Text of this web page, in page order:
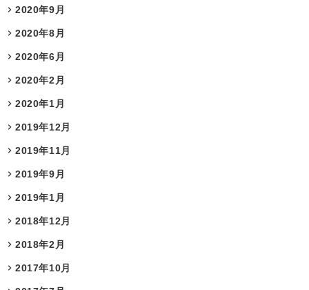
2020年9月
2020年8月
2020年6月
2020年2月
2020年1月
2019年12月
2019年11月
2019年9月
2019年1月
2018年12月
2018年2月
2017年10月